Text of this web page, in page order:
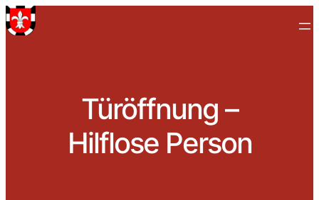
Türöffnung –
Hilflose Person